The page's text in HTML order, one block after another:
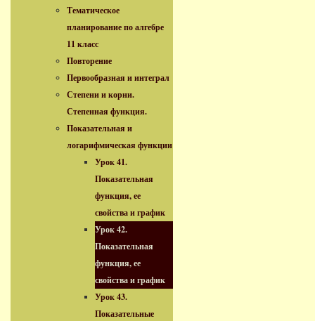
Тематическое
планирование по алгебре
11 класс
Повторение
Первообразная и интеграл
Степени и корни.
Степенная функция.
Показательная и
логарифмическая функции
Урок 41.
Показательная
функция, ее
свойства и график
Урок 42.
Показательная
функция, ее
свойства и график
Урок 43.
Показательные